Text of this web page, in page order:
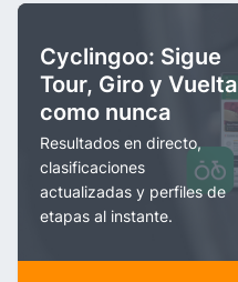
Cyclingoo: Sigue
Tour, Giro y Vuelta
como nunca
Resultados en directo,
clasificaciones
actualizadas y perfiles de
etapas al instante.